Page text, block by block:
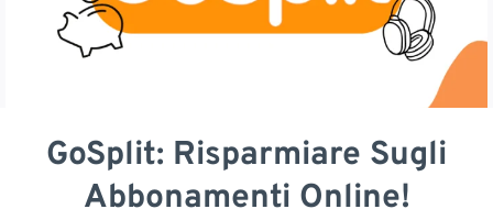
GoSplit: Risparmiare Sugli
Abbonamenti Online!